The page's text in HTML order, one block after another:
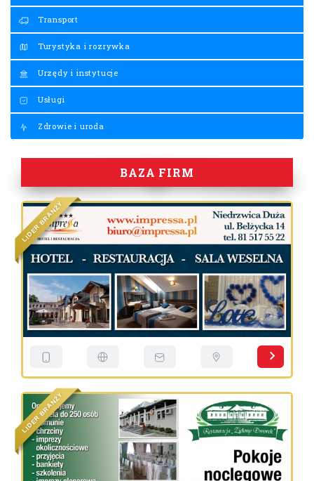
Transport
Turystyka i rozrywka
Urzędy i instytucje
Usługi
Zdrowie i uroda
BAZA FIRM
LI
DER
BRANŻ
Y
LI
DER
BRANŻ
Y